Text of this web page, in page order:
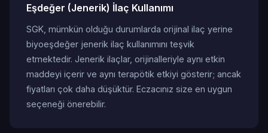
Eşdeğer (Jenerik) İlaç Kullanımı
SGK, mümkün olduğu durumlarda orijinal ilaç yerine
biyoeşdeğer jenerik ilaç kullanımını teşvik
etmektedir. Jenerik ilaçlar, orijinalleriyle aynı etkin
maddeyi içerir ve aynı terapötik etkiyi gösterir; ancak
fiyatları çok daha düşüktür. Eczacınız size en uygun
seçeneği önerebilir.